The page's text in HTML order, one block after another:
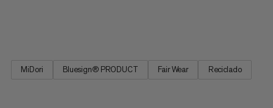
MiDori Bluesign® PRODUCT Fair Wear Reciclado